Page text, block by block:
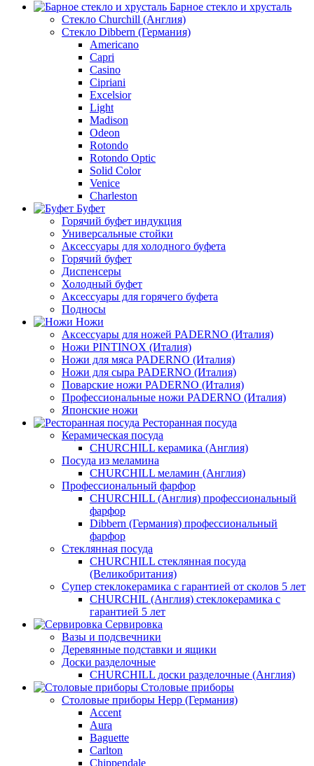
Барное стекло и хрусталь
Стекло Churchill (Англия)
Стекло Dibbern (Германия)
Americano
Capri
Casino
Cipriani
Excelsior
Light
Madison
Odeon
Rotondo
Rotondo Optic
Solid Color
Venice
Сharleston
Буфет
Горячий буфет индукция
Универсальные стойки
Аксессуары для холодного буфета
Горячий буфет
Диспенсеры
Холодный буфет
Аксессуары для горячего буфета
Подносы
Ножи
Аксессуары для ножей PADERNO (Италия)
Ножи PINTINOX (Италия)
Ножи для мяса PADERNO (Италия)
Ножи для сыра PADERNO (Италия)
Поварские ножи PADERNO (Италия)
Профессиональные ножи PADERNO (Италия)
Японские ножи
Ресторанная посуда
Керамическая посуда
CHURCHILL керамика (Англия)
Посуда из меламина
CHURCHILL меламин (Англия)
Профессиональный фарфор
CHURCHILL (Англия) профессиональный
фарфор
Dibbern (Германия) профессиональный
фарфор
Стеклянная посуда
CHURCHILL стеклянная посуда
(Великобритания)
Супер стеклокерамика с гарантией от сколов 5 лет
CHURCHIL (Англия) стеклокерамика с
гарантией 5 лет
Сервировка
Вазы и подсвечники
Деревянные подставки и ящики
Доски разделочные
CHURCHILL доски разделочные (Англия)
Столовые приборы
Столовые приборы Hepp (Германия)
Accent
Aura
Baguette
Carlton
Chippendale